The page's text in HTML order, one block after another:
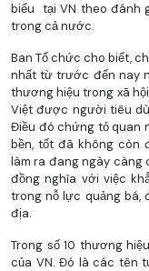
biểu tại VN theo đánh
trong cả nước.
Ban Tổ chức cho biết,
nhất từ trước đến nay
thương hiệu trong xã
Việt được người tiêu
Điều đó chứng tỏ quan
bền, tốt đã không còn
làm ra đang ngày
đồng nghĩa với việc
trong nỗ lực quảng bá,
địa.
Trong số 10 thương
của VN. Đó là các tên